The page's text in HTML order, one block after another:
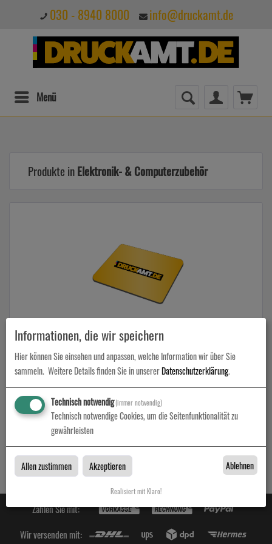
030 - 8940 8000 info@druckamt.de
Menü
Produkte inElektronik- & Computerzubehör
Mousepads
zum Artikel
Elektronik- & Computerzubehör
Elektronik- & Computerzubehör bei Druckamt in Berlin
Zahlen Sie mit:
Wir versenden mit:
Informationen, die wir speichern
Hier können Sie einsehen und anpassen, welche Information wir über Sie
sammeln. Weitere Details finden Sie in unsererDatenschutzerklärung.
Technisch notwendig(immer notwendig)
Technisch notwendige Cookies, um die Seitenfunktionalität zu
gewährleisten
Allen zustimmen Akzeptieren Ablehnen
Realisiert mit Klaro!